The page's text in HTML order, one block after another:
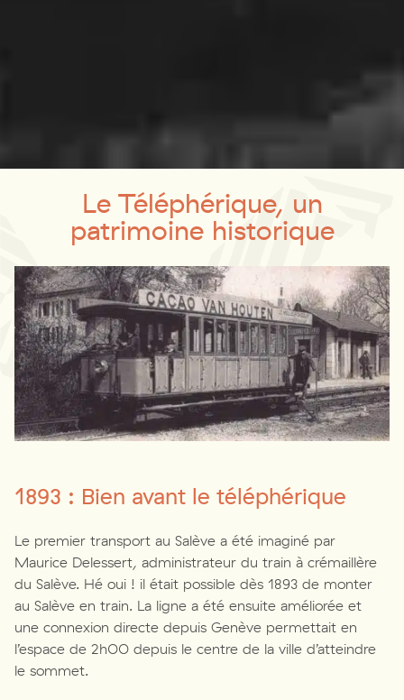
Le Téléphérique, un
patrimoine historique
1893 : Bien avant le téléphérique
Le premier transport au Salève a été imaginé par
Maurice Delessert, administrateur du train à crémaillère
du Salève. Hé oui ! il était possible dès 1893 de monter
au Salève en train. La ligne a été ensuite améliorée et
une connexion directe depuis Genève permettait en
l’espace de 2h00 depuis le centre de la ville d’atteindre
le sommet.